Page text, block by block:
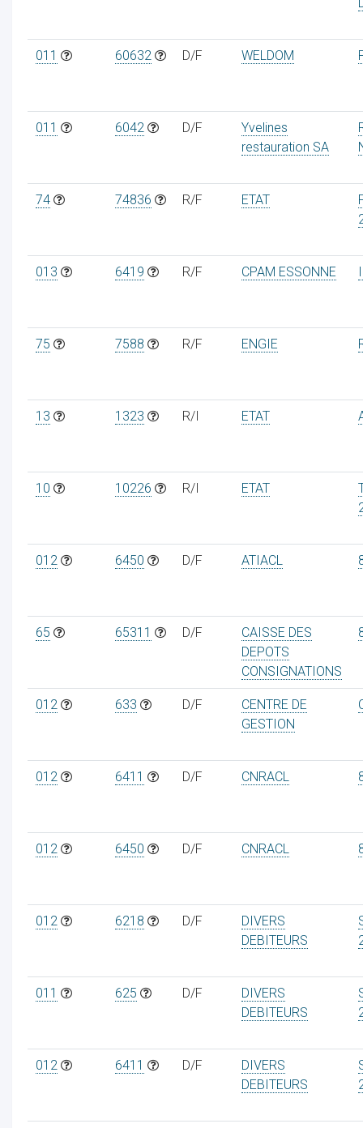
011 60632 D/F WELDOM
011 6042 D/F
Yvelines
restauration SA
74 74836 R/F ETAT
013 6419 R/F CPAM ESSONNE
75 7588 R/F ENGIE
13 1323 R/I ETAT
10 10226 R/I ETAT
012 6450 D/F ATIACL
65 65311 D/F
CAISSE DES
DEPOTS
CONSIGNATIONS
012 633 D/F
CENTRE DE
GESTION
012 6411 D/F CNRACL
012 6450 D/F CNRACL
012 6218 D/F
DIVERS
DEBITEURS
011 625 D/F
DIVERS
DEBITEURS
012 6411 D/F
DIVERS
DEBITEURS